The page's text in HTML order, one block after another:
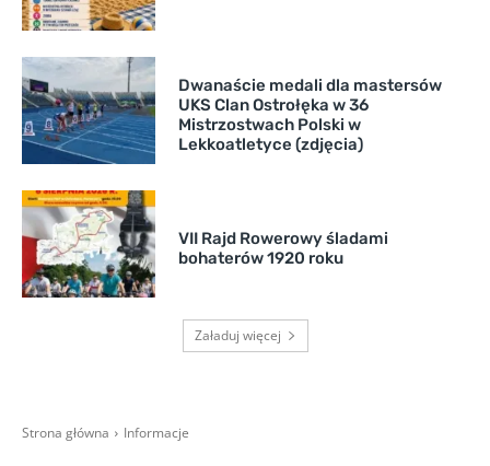
Dwanaście medali dla mastersów
UKS Clan Ostrołęka w 36
Mistrzostwach Polski w
Lekkoatletyce (zdjęcia)
VII Rajd Rowerowy śladami
bohaterów 1920 roku
Załaduj więcej